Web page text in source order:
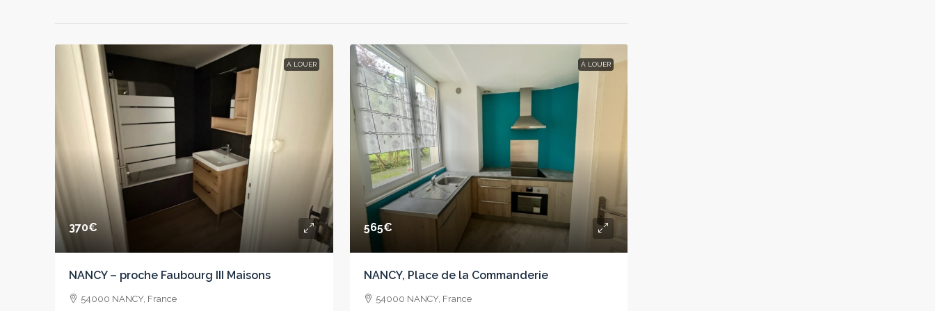
À LOUER
370€
NANCY – proche Faubourg III Maisons
54000 NANCY, France
À LOUER
565€
NANCY, Place de la Commanderie
54000 NANCY, France